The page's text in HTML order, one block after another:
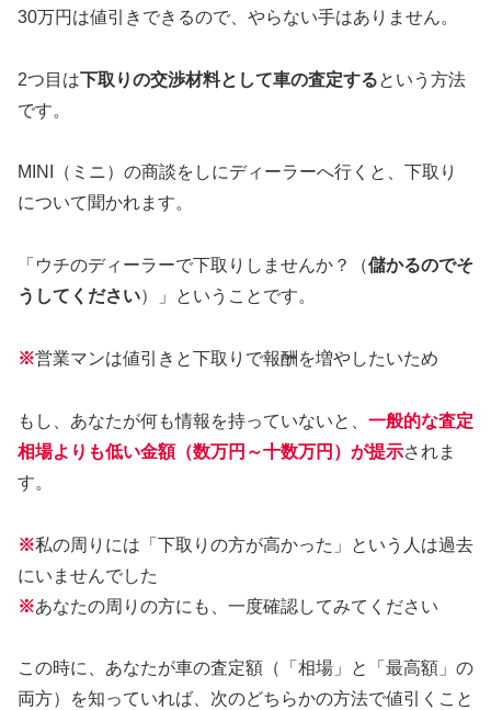
30万円は値引きできるので、やらない手はありません。
2つ目は下取りの交渉材料として車の査定するという方法
です。
MINI（ミニ）の商談をしにディーラーへ行くと、下取り
について聞かれます。
「ウチのディーラーで下取りしませんか？（儲かるのでそ
うしてください）」ということです。
※営業マンは値引きと下取りで報酬を増やしたいため
もし、あなたが何も情報を持っていないと、 一般的な査定
相場よりも低い金額（数万円～十数万円）が提示されま
す。
※私の周りには「下取りの方が高かった」という人は過去
にいませんでした
※あなたの周りの方にも、一度確認してみてください
この時に、あなたが車の査定額（「相場」と「最高額」の
両方）を知っていれば、次のどちらかの方法で値引くこと